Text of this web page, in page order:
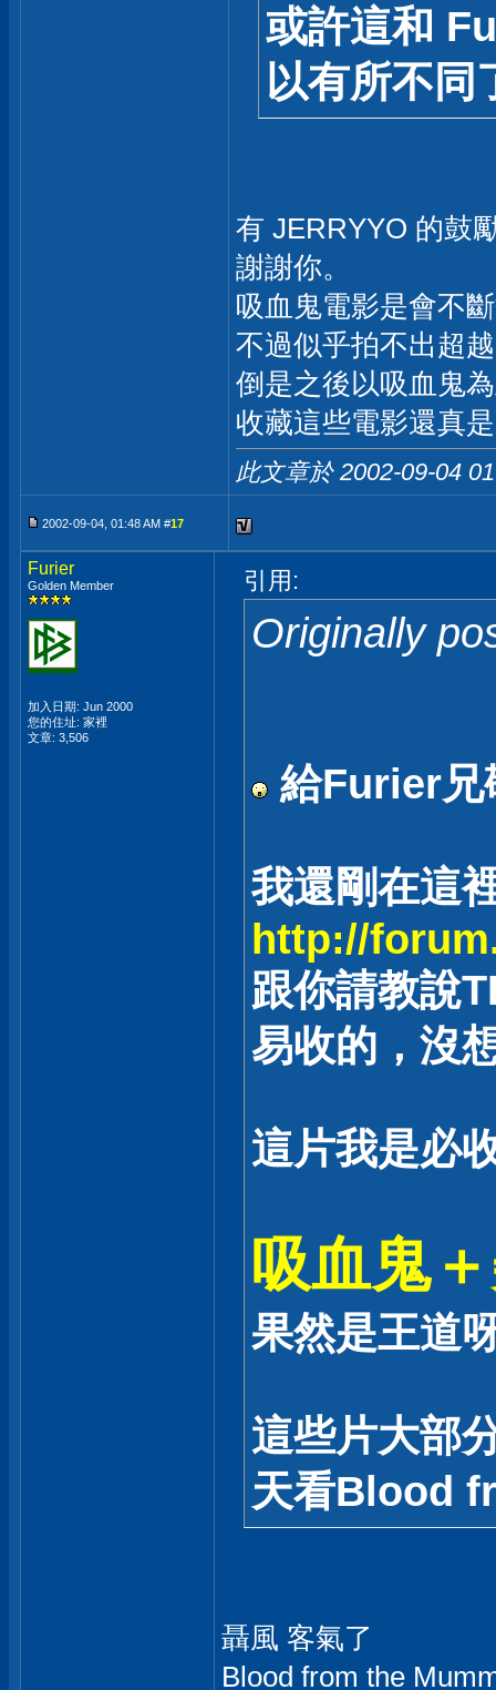
或許這和
以有所不同
有 JERRYYO 的鼓
謝謝你。
吸血鬼電影是會不
不過似乎拍不出超
倒是之後以吸血鬼
收藏這些電影還真
此文章於 2002-09-04
2002-09-04, 01:48 AM #17
Furier
Golden Member
加入日期: Jun 2000
您的住址: 家裡
文章: 3,506
引用:
Originally
給Furier兄
我還剛在這
http://
跟你請教說
易收的，沒
這片我是必
吸血鬼
果然是王道
這些片大部
天看Blood
聶風 客氣了
Blood from the